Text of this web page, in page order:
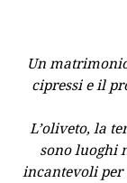
Un
cipressi e il
L’oliveto, la
sono luoghi
incantevoli